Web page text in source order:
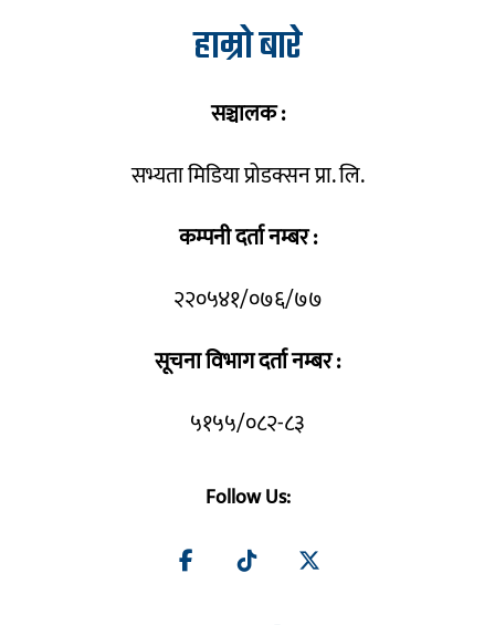
हाम्रो बारे
सञ्चालक :
सभ्यता मिडिया प्रोडक्सन प्रा. लि.
कम्पनी दर्ता नम्बर :
२२०५४१/०७६/७७
सूचना विभाग दर्ता नम्बर :
५१५५/०८२-८३
Follow Us: